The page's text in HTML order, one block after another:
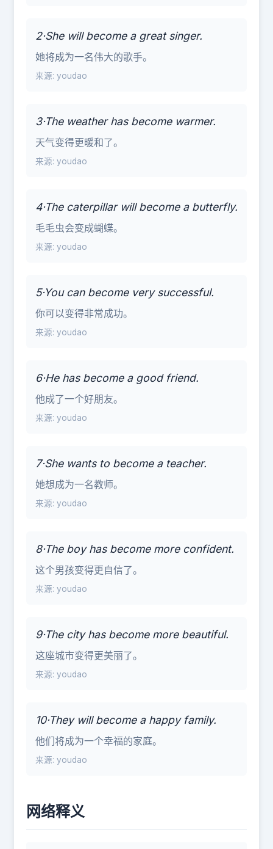
2·She will become a great singer.
她将成为一名伟大的歌手。
来源: youdao
3·The weather has become warmer.
天气变得更暖和了。
来源: youdao
4·The caterpillar will become a butterfly.
毛毛虫会变成蝴蝶。
来源: youdao
5·You can become very successful.
你可以变得非常成功。
来源: youdao
6·He has become a good friend.
他成了一个好朋友。
来源: youdao
7·She wants to become a teacher.
她想成为一名教师。
来源: youdao
8·The boy has become more confident.
这个男孩变得更自信了。
来源: youdao
9·The city has become more beautiful.
这座城市变得更美丽了。
来源: youdao
10·They will become a happy family.
他们将成为一个幸福的家庭。
来源: youdao
网络释义